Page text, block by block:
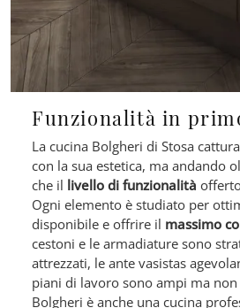
Funzionalità in
La cucina Bolgheri di Stosa
con la sua estetica, ma andando
che il livello di funzionalità
Ogni elemento è studiato per
disponibile e offrire il massimo
cestoni e le armadiature sono
attrezzati, le ante vasistas
piani di lavoro sono ampi ma
Bolgheri è anche una cucina